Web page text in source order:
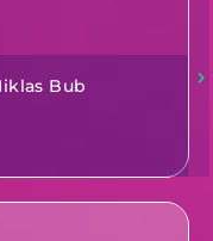
Bub